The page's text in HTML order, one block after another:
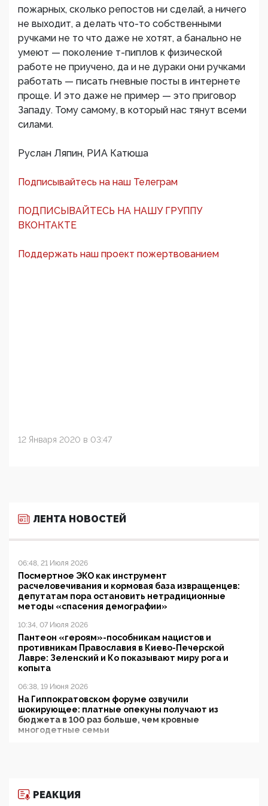
пожарных, сколько репостов ни сделай, а ничего
не выходит, а делать что-то собственными
ручками не то что даже не хотят, а банально не
умеют — поколение т-пиплов к физической
работе не приучено, да и не дураки они ручками
работать — писать гневные посты в интернете
проще. И это даже не пример — это приговор
Западу. Тому самому, в который нас тянут всеми
силами.
Руслан Ляпин, РИА Катюша
Подписывайтесь на наш Телеграм
ПОДПИСЫВАЙТЕСЬ НА НАШУ ГРУППУ
ВКОНТАКТЕ
Поддержать наш проект пожертвованием
12 Января 2020 в 03:47
ЛЕНТА НОВОСТЕЙ
06:48, 21 Июля 2026
Посмертное ЭКО как инструмент
расчеловечивания и кормовая база извращенцев:
депутатам пора остановить нетрадиционные
методы «спасения демографии»
10:34, 07 Июля 2026
Пантеон «героям»-пособникам нацистов и
противникам Православия в Киево-Печерской
Лавре: Зеленский и Ко показывают миру рога и
копыта
06:38, 19 Июня 2026
На Гиппократовском форуме озвучили
шокирующее: платные опекуны получают из
бюджета в 100 раз больше, чем кровные
многодетные семьи
11:53, 09 Июня 2026
РЕАКЦИЯ